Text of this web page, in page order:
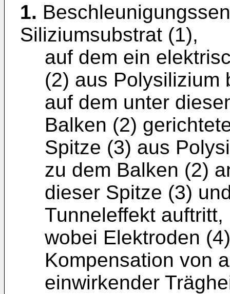
1.
Siliziumsubstrat (1),
auf dem ein
(2) aus Polysilizium
auf dem unter
Balken (2)
Spitze (3) aus
zu dem Balken (2)
dieser Spitze (3)
Tunneleffekt auftritt,
wobei Elektroden
Kompensation von
einwirkender